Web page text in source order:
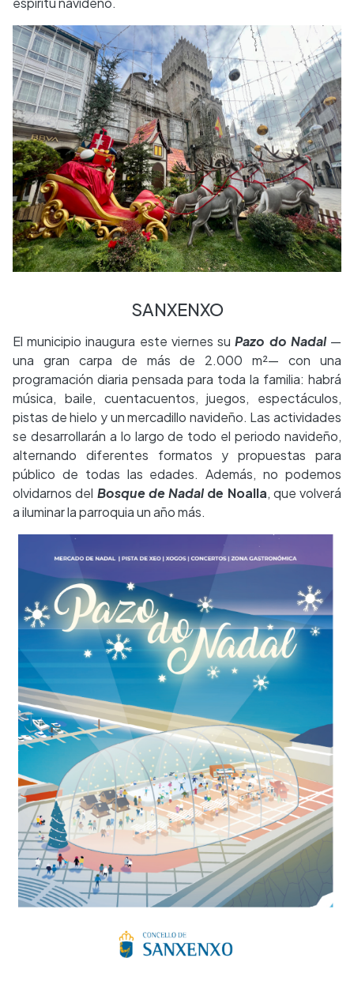
SANXENXO
El municipio inaugura este viernes suPazo do Nadal—
una gran carpa de más de 2.000 m²— con una
programación diaria pensada para toda la familia: habrá
música, baile, cuentacuentos, juegos, espectáculos,
pistas de hielo y un mercadillo navideño. Las actividades
se desarrollarán a lo largo de todo el periodo navideño,
alternando diferentes formatos y propuestas para
público de todas las edades. Además, no podemos
olvidarnos del Bosque de Nadal de Noalla, que volverá
a iluminar la parroquia un año más.